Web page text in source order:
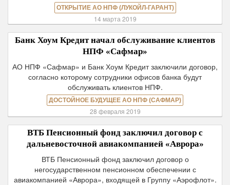
ОТКРЫТИЕ АО НПФ (ЛУКОЙЛ-ГАРАНТ)
14 марта 2019
Банк Хоум Кредит начал обслуживание клиентов
НПФ «Сафмар»
АО НПФ «Сафмар» и Банк Хоум Кредит заключили договор,
согласно которому сотрудники офисов банка будут
обслуживать клиентов НПФ.
ДОСТОЙНОЕ БУДУЩЕЕ АО НПФ (САФМАР)
28 февраля 2019
ВТБ Пенсионный фонд заключил договор с
дальневосточной авиакомпанией «Аврора»
ВТБ Пенсионный фонд заключил договор о
негосударственном пенсионном обеспечении с
авиакомпанией «Аврора», входящей в Группу «Аэрофлот».